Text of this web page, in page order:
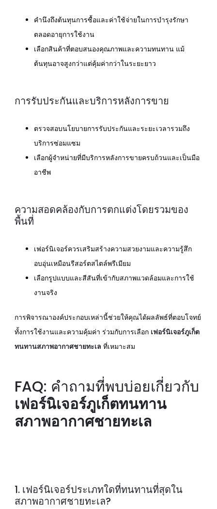
คำนึงถึงต้นทุนการซื้อและค่าใช้จ่ายในการบำรุงรักษา
ตลอดอายุการใช้งาน
เลือกสินค้าที่ตอบสนองคุณภาพและความทนทาน แม้
ต้นทุนอาจสูงกว่าแต่คุ้มค่ากว่าในระยะยาว
การรับประกันและบริการหลังการขาย
ตรวจสอบนโยบายการรับประกันและระยะเวลารวมถึง
บริการซ่อมแซม
เลือกผู้จำหน่ายที่มีบริการหลังการขายครบถ้วนและเป็นมือ
อาชีพ
ความสอดคล้องกับการตกแต่งโดยรวมของ
พื้นที่
เฟอร์นิเจอร์ควรเสริมสร้างความสวยงามและความรู้สึก
อบอุ่นเหมือนรีสอร์ตสไตล์พรีเมียม
เลือกรูปแบบและสีสันที่เข้ากับสภาพแวดล้อมและการใช้
งานจริง
การพิจารณาองค์ประกอบเหล่านี้ช่วยให้คุณได้ผลลัพธ์ที่ตอบโจทย์
ทั้งการใช้งานและความคุ้มค่า ร่วมกับการเลือก เฟอร์นิเจอร์ภูเก็ต
ทนทานสภาพอากาศชายทะเล ที่เหมาะสม
FAQ: คำถามที่พบบ่อยเกี่ยวกับ
เฟอร์นิเจอร์ภูเก็ตทนทาน
สภาพอากาศชายทะเล
1. เฟอร์นิเจอร์ประเภทใดที่ทนทานที่สุดใน
สภาพอากาศชายทะเล?